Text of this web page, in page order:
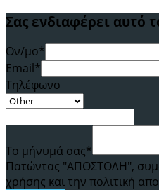
Σας ενδιαφέρει αυτό
Ον/μο*
Email*
Τηλέφωνο
Το μήνυμά σας*
Πατώντας "ΑΠΟΣΤΟΛΗ",
χρήσης και την πολιτική